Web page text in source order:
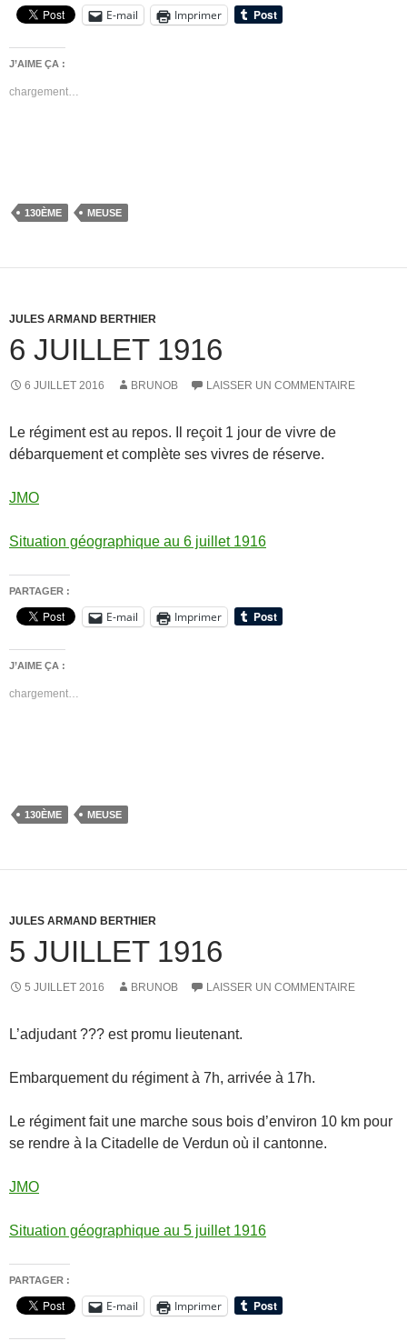
E-mail Imprimer
J’AIME ÇA :
chargement…
130ÈME MEUSE
JULES ARMAND BERTHIER
6 JUILLET 1916
6 JUILLET 2016 BRUNOB LAISSER UN COMMENTAIRE
Le régiment est au repos. Il reçoit 1 jour de vivre de
débarquement et complète ses vivres de réserve.
JMO
Situation géographique au 6 juillet 1916
PARTAGER :
E-mail Imprimer
J’AIME ÇA :
chargement…
130ÈME MEUSE
JULES ARMAND BERTHIER
5 JUILLET 1916
5 JUILLET 2016 BRUNOB LAISSER UN COMMENTAIRE
L’adjudant ??? est promu lieutenant.
Embarquement du régiment à 7h, arrivée à 17h.
Le régiment fait une marche sous bois d’environ 10 km pour
se rendre à la Citadelle de Verdun où il cantonne.
JMO
Situation géographique au 5 juillet 1916
PARTAGER :
E-mail Imprimer